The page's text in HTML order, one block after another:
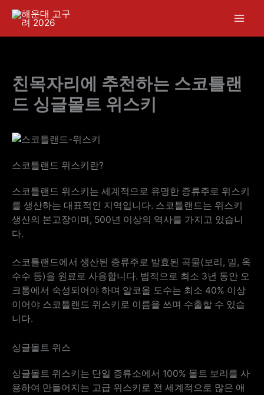
츠
친목자리에 추천하는 스코틀랜
드 싱글몰트 위스키
스코틀랜드 위스키란?
스코틀랜드 위스키는 세계적으로 유명한 증류주로 위스키
를 생산하는 대표적인 지역입니다. 스코틀랜드는 위스키
생산의 본고장이며, 500년 이상의 역사를 가지고 있습니
다.
스코틀랜드에서 생산된 증류주로 발효된 곡물(보리, 밀, 옥
수수 등)을 원료로 사용합니다. 법적으로 최소 3년 동안 오
크통에서 숙성되어야 하며 알코올 도수는 최소 40% 이상
이어야 스코틀랜드 위스키로 이름을 쓰며 수출할 수 있습
니다.
싱글몰트 위스
싱글몰트 위스키는 단일 증류소에서 100% 몰트 보리를 사
용하여 만들어지는 고급 위스키로 전 세계적으로 많은 애